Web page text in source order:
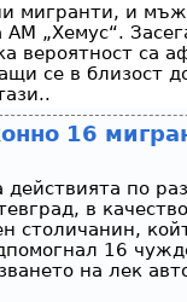
мигранти, и
„Хемус“.
вероятност са
се в близост
16
по
в
столичанин,
16
на лек